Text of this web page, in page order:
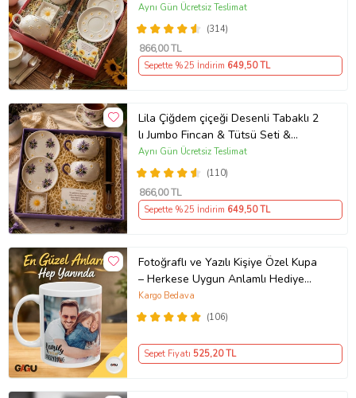
(314)
Aynı Gün Ücretsiz Teslimat
866,00 TL
Sepette %25 İndirim 649,50 TL
Lila Çiğdem çiçeği Desenli Tabaklı 2
lı Jumbo Fincan & Tütsü Seti &
Papatya Mum &
(110)
Aynı Gün Ücretsiz Teslimat
866,00 TL
Sepette %25 İndirim 649,50 TL
Fotoğraflı ve Yazılı Kişiye Özel Kupa
– Herkese Uygun Anlamlı Hediye
Porselen Baskılı Kupa (Beyaz)
(106)
Kargo Bedava
Sepet Fiyatı 525,20 TL